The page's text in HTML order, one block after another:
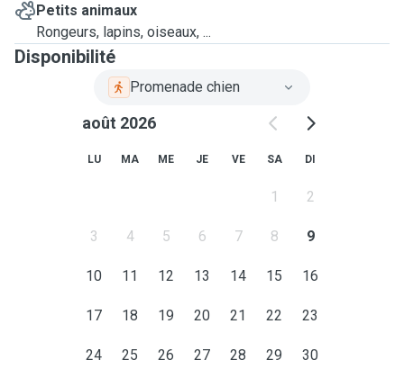
Petits animaux
Rongeurs, lapins, oiseaux, ...
Disponibilité
Promenade chien
août 2026
LU MA ME JE VE SA DI
1 2
3 4 5 6 7 8 9
10 11 12 13 14 15 16
17 18 19 20 21 22 23
24 25 26 27 28 29 30